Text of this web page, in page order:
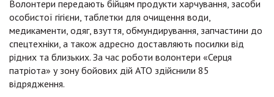
Волонтери передають бійцям продукти харчування, засоби
особистої гігієни, таблетки для очищення води,
медикаменти, одяг, взуття, обмундирування, запчастини до
спецтехніки, а також адресно доставляють посилки від
рідних та близьких. За час роботи волонтери «Серця
патріота» у зону бойових дій АТО здійснили 85
відрядження.